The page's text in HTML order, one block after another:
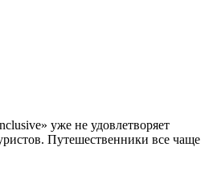
уже не удовлетворяет
Путешественники все чаще